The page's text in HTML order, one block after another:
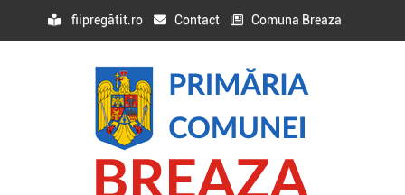
fiipregătit.ro Contact Comuna Breaza